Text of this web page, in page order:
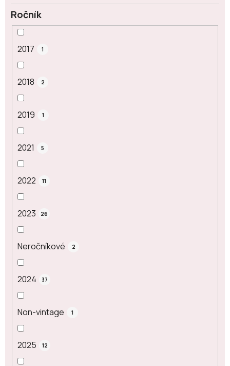
Ročník
2017 1
2018 2
2019 1
2021 5
2022 11
2023 26
Neročníkové 2
2024 37
Non-vintage 1
2025 12